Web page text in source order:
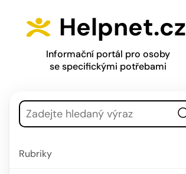
Helpnet.cz
Informační portál pro osoby
se specifickými potřebami
Rubriky